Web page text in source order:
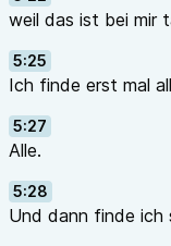
weil das ist bei mir
5:25
Ich finde erst mal
5:27
Alle.
5:28
Und dann finde ich